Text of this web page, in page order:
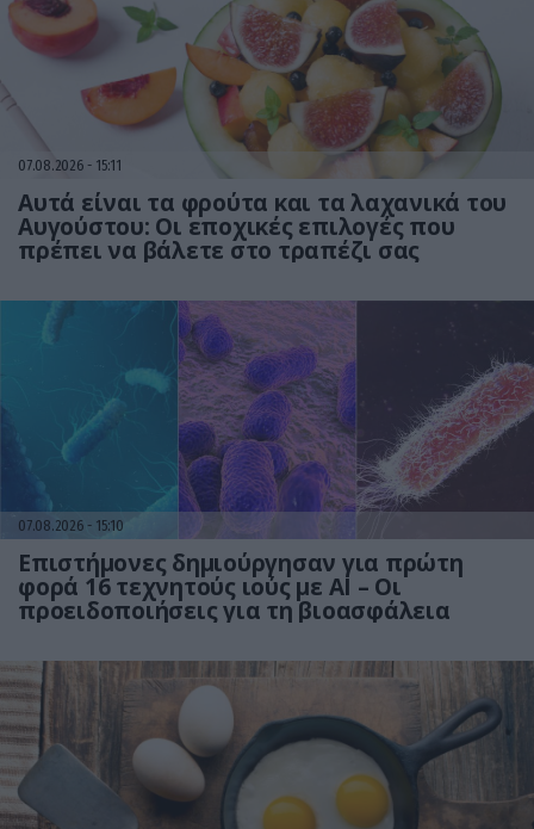
07.08.2026 15:11
Αυτά είναι τα φρούτα και τα λαχανικά του
Αυγούστου: Οι εποχικές επιλογές που
πρέπει να βάλετε στο τραπέζι σας
07.08.2026 15:10
Επιστήμονες δημιούργησαν για πρώτη
φορά 16 τεχνητούς ιούς με AI – Οι
προειδοποιήσεις για τη βιοασφάλεια